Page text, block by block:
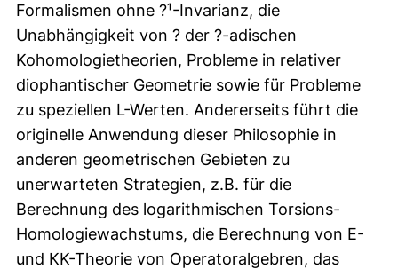
Formalismen ohne ?¹-Invarianz, die
Unabhängigkeit von ? der ?-adischen
Kohomologietheorien, Probleme in relativer
diophantischer Geometrie sowie für Probleme
zu speziellen L-Werten. Andererseits führt die
originelle Anwendung dieser Philosophie in
anderen geometrischen Gebieten zu
unerwarteten Strategien, z.B. für die
Berechnung des logarithmischen Torsions-
Homologiewachstums, die Berechnung von E-
und KK-Theorie von Operatoralgebren, das